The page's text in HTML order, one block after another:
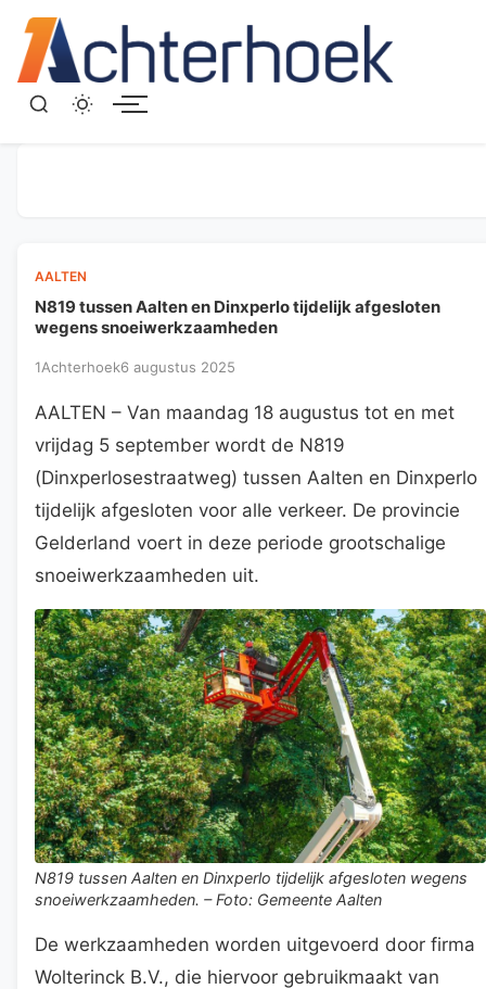
AALTEN
N819 tussen Aalten en Dinxperlo tijdelijk afgesloten
wegens snoeiwerkzaamheden
1Achterhoek6 augustus 2025
AALTEN – Van maandag 18 augustus tot en met
vrijdag 5 september wordt de N819
(Dinxperlosestraatweg) tussen Aalten en Dinxperlo
tijdelijk afgesloten voor alle verkeer. De provincie
Gelderland voert in deze periode grootschalige
snoeiwerkzaamheden uit.
N819 tussen Aalten en Dinxperlo tijdelijk afgesloten wegens
snoeiwerkzaamheden. – Foto: Gemeente Aalten
De werkzaamheden worden uitgevoerd door firma
Wolterinck B.V., die hiervoor gebruikmaakt van